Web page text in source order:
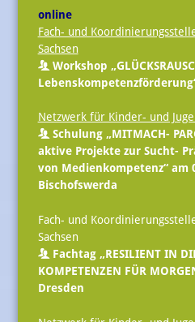
online
Fach- und
Sachsen
Workshop
Netzwerk für Kinder- und
Schulung „MITMACH-
aktive Projekte zur Sucht-
von Medienkompetenz“ am
Bischofswerda
Fach- und
Sachsen
Fachtag „RESILIENT IN
KOMPETENZEN FÜR
Dresden